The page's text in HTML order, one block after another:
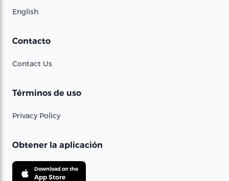
English
Contacto
Contact Us
Términos de uso
Privacy Policy
Obtener la aplicación
Download on the
App Store